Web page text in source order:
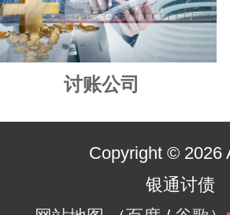
讨账公司
Copyright © 2026
银通讨债